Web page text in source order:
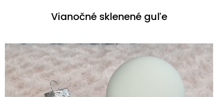
Vianočné sklenené guľe